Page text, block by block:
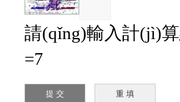
請(qǐng)輸入計(jì)算
=7